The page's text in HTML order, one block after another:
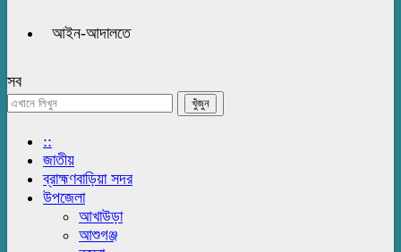
আইন-আদালতে
সব
::
জাতীয়
ব্রাহ্মণবাড়িয়া সদর
উপজেলা
আখাউড়া
আশুগঞ্জ